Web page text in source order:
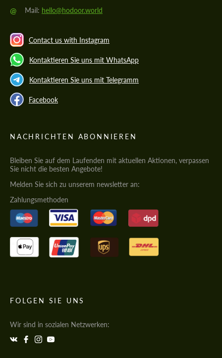
@ Mail: hello@hodoor.world
Contact us with Instagram
Kontaktieren Sie uns mit WhatsApp
Kontaktieren Sie uns mit Telegramm
Facebook
NACHRICHTEN ABONNIEREN
Bleiben Sie auf dem Laufenden mit aktuellen Aktionen, verpassen
Sie nicht die besten Angebote!
Melden Sie sich zu unserem newsletter an:
Zahlungsmethoden
FOLGEN SIE UNS
Wir sind in sozialen Netzwerken: